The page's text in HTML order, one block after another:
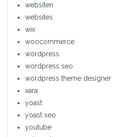
websiten
websites
wix
woocommerce
wordpress
wordpress seo
wordpress theme designer
xara
yoast
yoast seo
youtube